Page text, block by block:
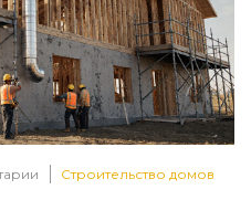
Строительство домов